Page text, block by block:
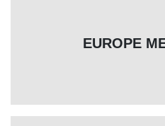
EUROPE